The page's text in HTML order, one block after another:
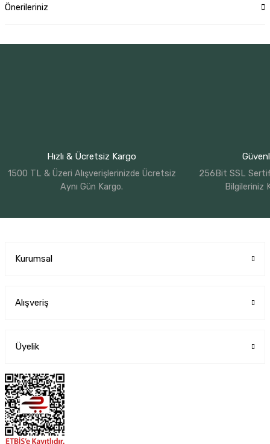
Önerileriniz
Hızlı & Ücretsiz Kargo
1500 TL & Üzeri Alışverişlerinizde Ücretsiz
Aynı Gün Kargo.
256Bit SSL
Bilgileriniz
Kurumsal
Alışveriş
Üyelik